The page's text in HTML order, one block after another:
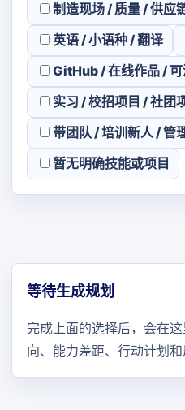
制造现场 / 质量 / 供应
英语 / 小语种 / 翻译
GitHub / 在线作品 / 可
实习 / 校招项目 / 社团
带团队 / 培训新人 / 管
暂无明确技能或项目
等待生成规划
完成上面的选择后，会在
向、能力差距、行动计划和